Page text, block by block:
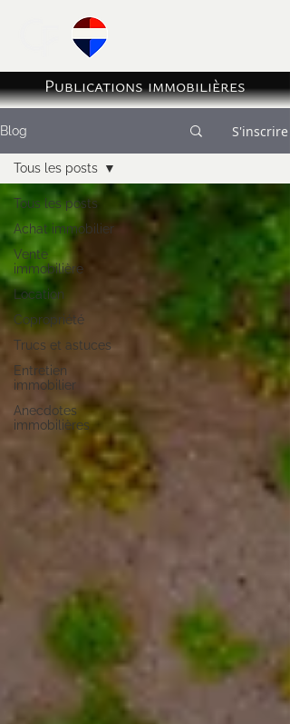
Publications immobilières
Blog S'inscrire
Tous les posts
Achat immobilier
Vente
immobilière
Location
Copropriété
Trucs et astuces
Entretien
immobilier
Anecdotes
immobilières
Tous les posts